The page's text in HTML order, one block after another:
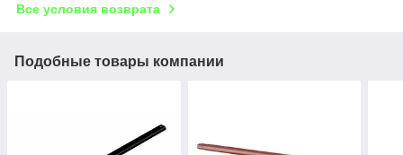
Все условия возврата
Подобные товары компании